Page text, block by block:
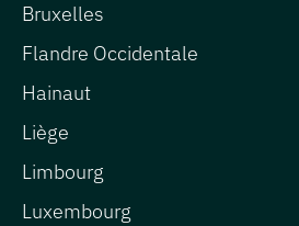
Bruxelles
Flandre Occidentale
Hainaut
Liège
Limbourg
Luxembourg